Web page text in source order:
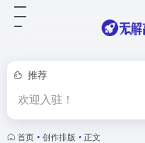
推荐
欢迎入驻！
首页 • 创作排版 • 正文